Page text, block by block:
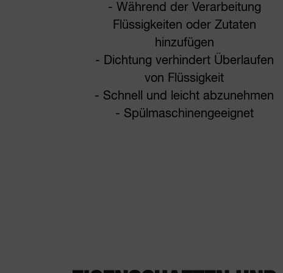
- Während der Verarbeitung
Flüssigkeiten oder Zutaten
hinzufügen
- Dichtung verhindert Überlaufen
von Flüssigkeit
- Schnell und leicht abzunehmen
- Spülmaschinengeeignet